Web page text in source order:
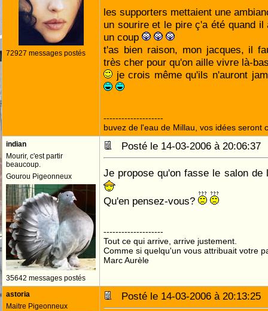
72927 messages postés
les supporters mettaient une
un sourire et le pire ç'a été quand
un coup
t'as bien raison, mon jacques, il
très cher pour qu'on aille vivre là-
je crois même qu'ils n'auront
--------------------
buvez de l'eau de Millau, vos idées seront
indian
Mourir, c'est partir
beaucoup.
Gourou Pigeonneux
35642 messages postés
Posté le 14-03-2006 à
Je propose qu'on fasse le salon de
Qu'en pensez-vous?
--------------------
Tout ce qui arrive, arrive justement.
Comme si quelqu'un vous attribuait votre
Marc Aurèle
astoria
Maitre Pigeonneux
Posté le 14-03-2006 à